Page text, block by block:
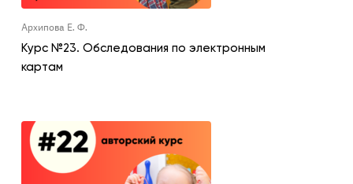
Архипова Е. Ф.
Курс №23. Обследования по электронным
картам